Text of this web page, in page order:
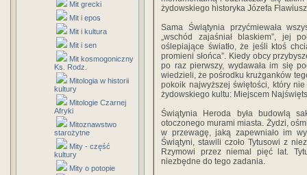
Mit grecki
Mit i epos
Mit i kultura
Mit i sen
Mit kosmogoniczny
Ks. Rodz.
Mitologia w historii
kultury
Mitologie Czarnej
Afryki
Mitoznawstwo
starożytne
Mity - część
kultury
Mity o potopie
żydowskiego historyka Józefa
Sama Świątynia przyćmiewała
„wschód zajaśniał blaskiem”, jej
oślepiające światło, że jeśli ktoś
promieni słońca”. Kiedy obcy
po raz pierwszy, wydawała im się
wiedzieli, że pośrodku krużganków
pokoik najwyższej świętości, który
żydowskiego kultu: Miejscem
Świątynia Heroda była budowlą
otoczonego murami miasta. Żydzi,
w przewagę, jaką zapewniało im
Świątyni, stawili czoło Tytusowi z
Rzymowi przez niemal pięć lat.
niezbędne do tego zadania.